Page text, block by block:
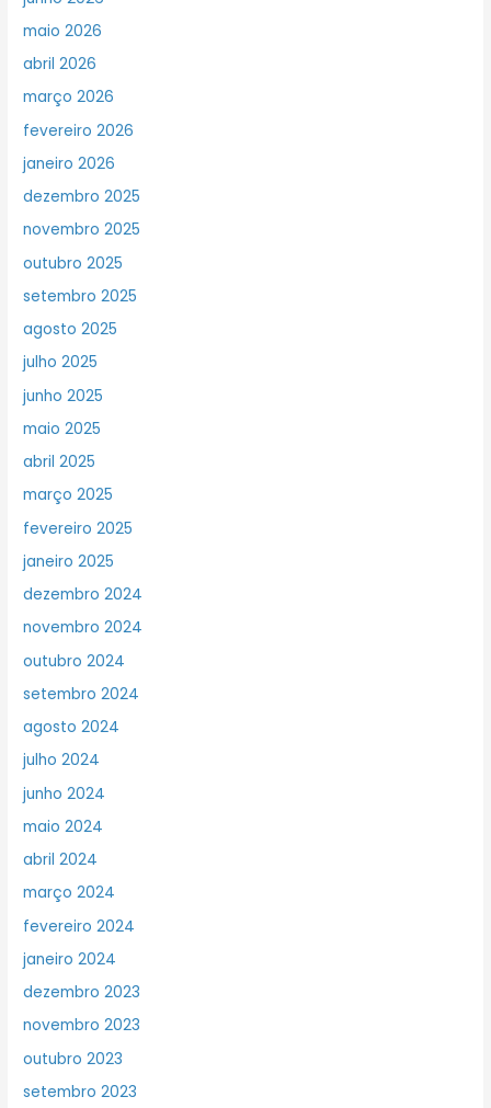
maio 2026
abril 2026
março 2026
fevereiro 2026
janeiro 2026
dezembro 2025
novembro 2025
outubro 2025
setembro 2025
agosto 2025
julho 2025
junho 2025
maio 2025
abril 2025
março 2025
fevereiro 2025
janeiro 2025
dezembro 2024
novembro 2024
outubro 2024
setembro 2024
agosto 2024
julho 2024
junho 2024
maio 2024
abril 2024
março 2024
fevereiro 2024
janeiro 2024
dezembro 2023
novembro 2023
outubro 2023
setembro 2023